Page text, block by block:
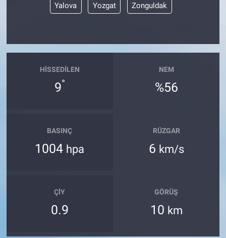
Yalova Yozgat Zonguldak
HISSEDILEN
9°
NEM
%56
BASINÇ
1004 hpa
RÜZGAR
6 km/s
ÇIY
0.9
GÖRÜŞ
10 km